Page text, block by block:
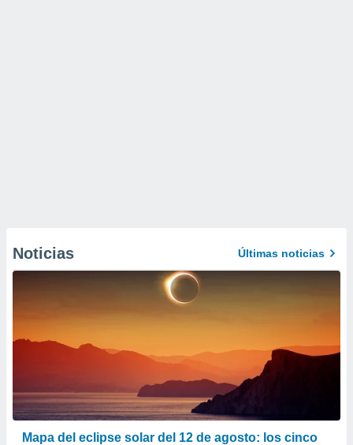
Noticias Últimas noticias
Mapa del eclipse solar del 12 de agosto: los cinco